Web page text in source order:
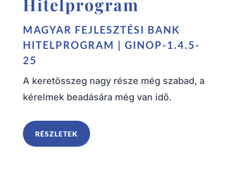
MAGYAR FEJLESZTÉSI BANK
HITELPROGRAM | GINOP-1.4.5-
25
A keretösszeg nagy része még szabad, a
kérelmek beadására még van idő.
RÉSZLETEK